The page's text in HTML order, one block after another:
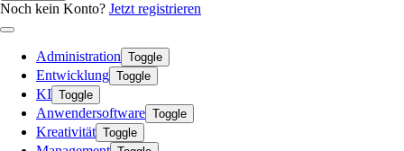
Noch kein Konto? Jetzt registrieren
Administration Toggle
Entwicklung Toggle
KI Toggle
Anwendersoftware Toggle
Kreativität Toggle